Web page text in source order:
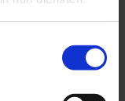
de buitenwereld
speelt.’ En dat